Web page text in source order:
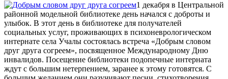
1 декабря в Центральной
районной модельной библиотеке день начался с доброты и
улыбок. В этот день в библиотеке для получателей
социальных услуг, проживающих в психоневрологическом
интернате села Учалы состоялась встреча «Добрым словом
друг друга согреем», посвященное Международному Дню
инвалидов. Посещение библиотеки подопечные интерната
ждут с большим нетерпением, заранее к этому готовятся. С